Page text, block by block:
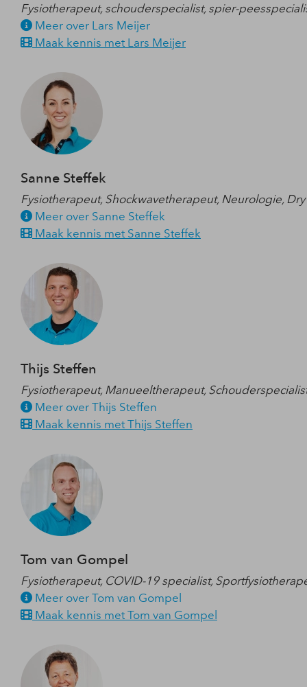
Fysiotherapeut, schouderspecialist, spier-
Meer over Lars Meijer
Maak kennis met Lars Meijer
Sanne Steffek
Fysiotherapeut, Shockwavetherapeut, Neurologie,
Meer over Sanne Steffek
Maak kennis met Sanne Steffek
Thijs Steffen
Fysiotherapeut, Manueeltherapeut,
Meer over Thijs Steffen
Maak kennis met Thijs Steffen
Tom van Gompel
Fysiotherapeut, COVID-19 specialist,
Meer over Tom van Gompel
Maak kennis met Tom van Gompel